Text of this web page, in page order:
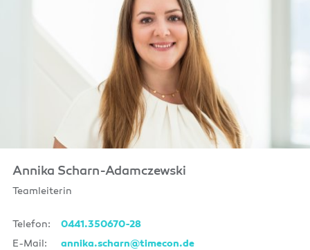
Annika Scharn-Adamczewski
Teamleiterin
Telefon: 0441.350670-28
E-Mail: annika.scharn@timecon.de